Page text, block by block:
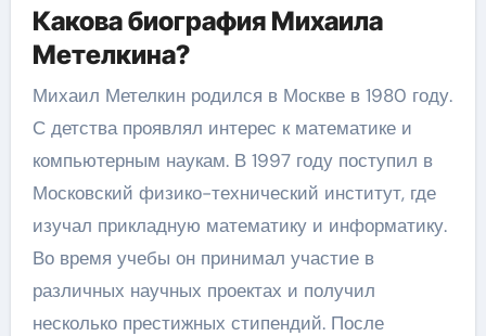
Какова биография Михаила
Метелкина?
Михаил Метелкин родился в Москве в 1980 году.
С детства проявлял интерес к математике и
компьютерным наукам. В 1997 году поступил в
Московский физико-технический институт, где
изучал прикладную математику и информатику.
Во время учебы он принимал участие в
различных научных проектах и получил
несколько престижных стипендий. После